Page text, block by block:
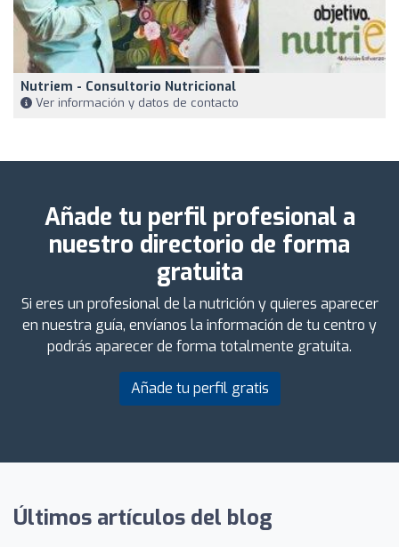
Nutriem - Consultorio Nutricional
Ver información y datos de contacto
Añade tu perfil profesional a
nuestro directorio de forma
gratuita
Si eres un profesional de la nutrición y quieres aparecer
en nuestra guía, envíanos la información de tu centro y
podrás aparecer de forma totalmente gratuita.
Añade tu perfil gratis
Últimos artículos del blog